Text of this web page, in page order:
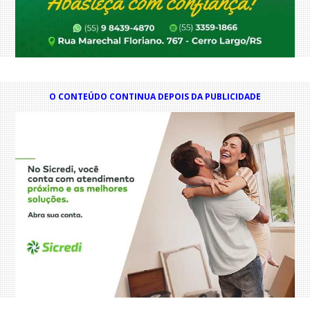
O CONTEÚDO CONTINUA DEPOIS DA PUBLICIDADE